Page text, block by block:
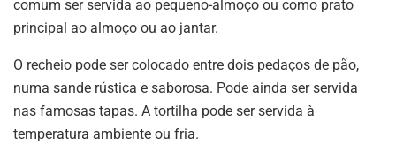
comum ser servida ao pequeno-almoço ou como prato
principal ao almoço ou ao jantar.
O recheio pode ser colocado entre dois pedaços de pão,
numa sande rústica e saborosa. Pode ainda ser servida
nas famosas tapas. A tortilha pode ser servida à
temperatura ambiente ou fria.